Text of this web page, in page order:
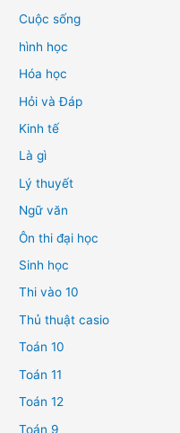
Cuộc sống
hình học
Hóa học
Hỏi và Đáp
Kinh tế
Là gì
Lý thuyết
Ngữ văn
Ôn thi đại học
Sinh học
Thi vào 10
Thủ thuật casio
Toán 10
Toán 11
Toán 12
Toán 9